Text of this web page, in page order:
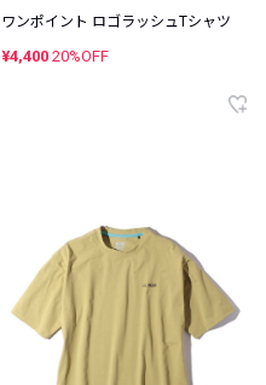
ワンポイント ロゴラッシュTシャツ
¥4,400 20%OFF